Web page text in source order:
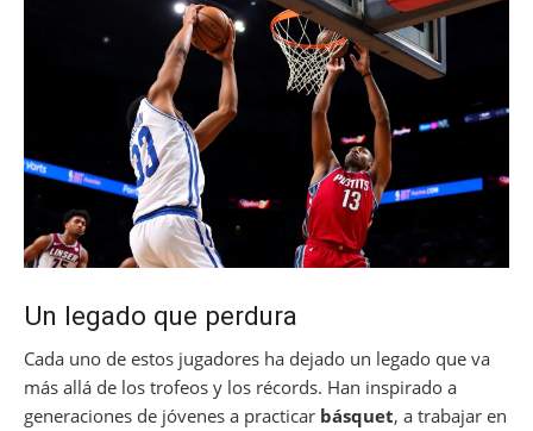
Un legado que perdura
Cada uno de estos jugadores ha dejado un legado que va
más allá de los trofeos y los récords. Han inspirado a
generaciones de jóvenes a practicar básquet, a trabajar en